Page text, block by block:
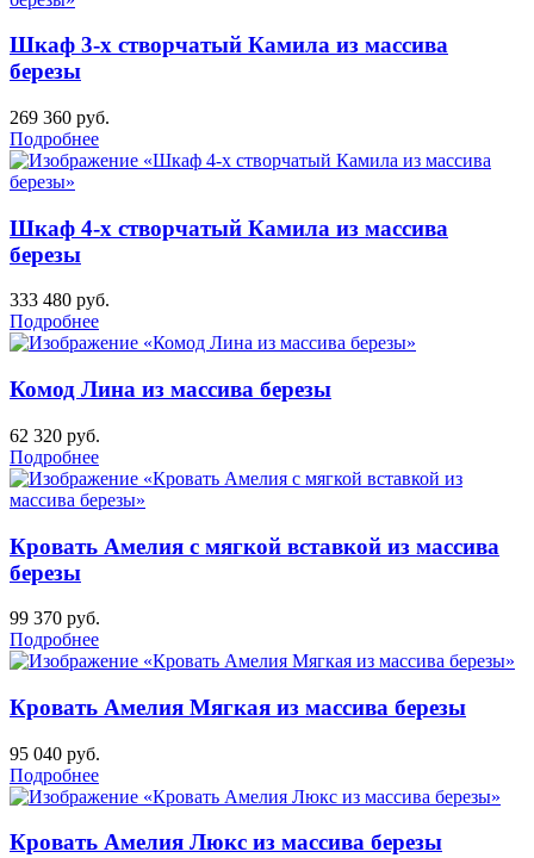
Шкаф 3-х створчатый Камила из массива
березы
269 360 руб.
Подробнее
Шкаф 4-х створчатый Камила из массива
березы
333 480 руб.
Подробнее
Комод Лина из массива березы
62 320 руб.
Подробнее
Кровать Амелия с мягкой вставкой из массива
березы
99 370 руб.
Подробнее
Кровать Амелия Мягкая из массива березы
95 040 руб.
Подробнее
Кровать Амелия Люкс из массива березы